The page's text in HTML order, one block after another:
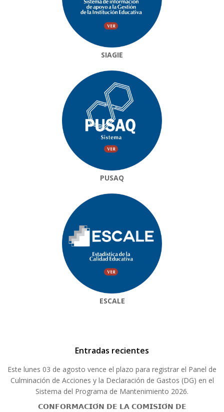
SIAGIE
PUSAQ
ESCALE
Entradas recientes
Este lunes 03 de agosto vence el plazo para registrar el Panel de
Culminación de Acciones y la Declaración de Gastos (DG) en el
Sistema del Programa de Mantenimiento 2026.
𝗖𝗢𝗡𝗙𝗢𝗥𝗠𝗔𝗖𝗜𝗢́𝗡 𝗗𝗘 𝗟𝗔 𝗖𝗢𝗠𝗜𝗦𝗜𝗢́𝗡 𝗗𝗘